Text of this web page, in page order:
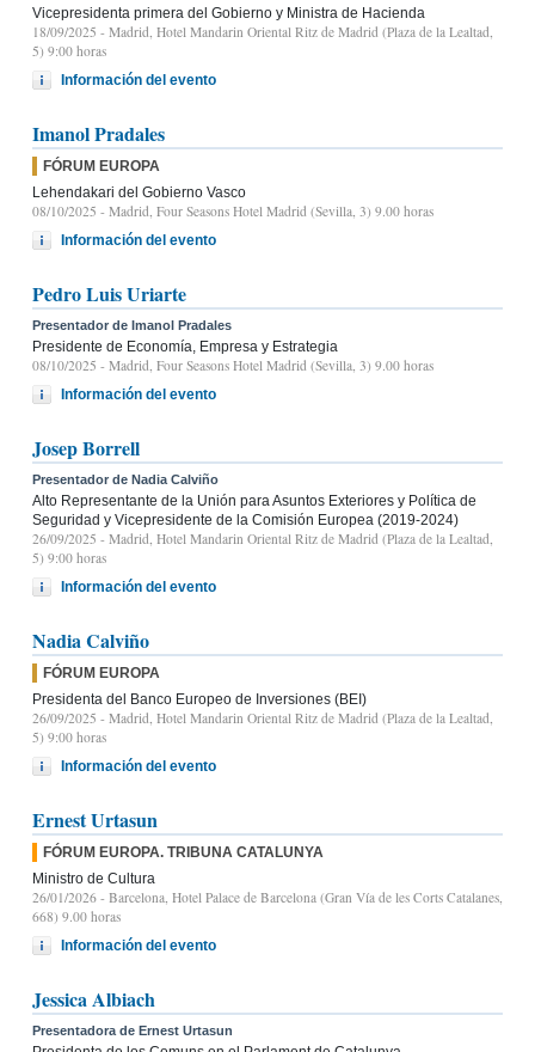
Vicepresidenta primera del Gobierno y Ministra de Hacienda
18/09/2025 - Madrid, Hotel Mandarin Oriental Ritz de Madrid (Plaza de la Lealtad,
5) 9:00 horas
Información del evento
Imanol Pradales
FÓRUM EUROPA
Lehendakari del Gobierno Vasco
08/10/2025 - Madrid, Four Seasons Hotel Madrid (Sevilla, 3) 9.00 horas
Información del evento
Pedro Luis Uriarte
Presentador de Imanol Pradales
Presidente de Economía, Empresa y Estrategia
08/10/2025 - Madrid, Four Seasons Hotel Madrid (Sevilla, 3) 9.00 horas
Información del evento
Josep Borrell
Presentador de Nadia Calviño
Alto Representante de la Unión para Asuntos Exteriores y Política de
Seguridad y Vicepresidente de la Comisión Europea (2019-2024)
26/09/2025 - Madrid, Hotel Mandarin Oriental Ritz de Madrid (Plaza de la Lealtad,
5) 9:00 horas
Información del evento
Nadia Calviño
FÓRUM EUROPA
Presidenta del Banco Europeo de Inversiones (BEI)
26/09/2025 - Madrid, Hotel Mandarin Oriental Ritz de Madrid (Plaza de la Lealtad,
5) 9:00 horas
Información del evento
Ernest Urtasun
FÓRUM EUROPA. TRIBUNA CATALUNYA
Ministro de Cultura
26/01/2026 - Barcelona, Hotel Palace de Barcelona (Gran Vía de les Corts Catalanes,
668) 9.00 horas
Información del evento
Jessica Albiach
Presentadora de Ernest Urtasun